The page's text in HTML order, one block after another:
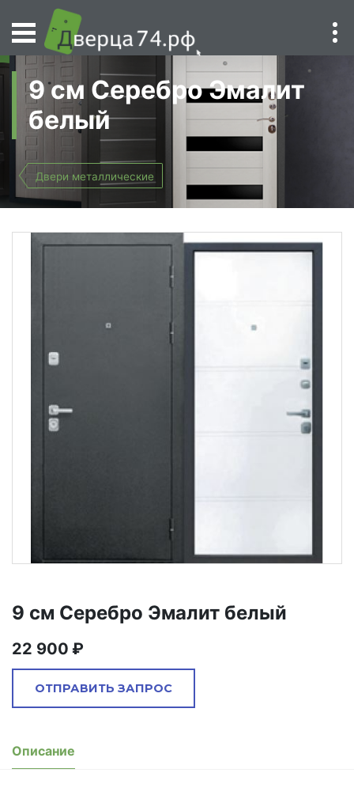
9 см Серебро Эмалит
белый
Двери металлические
9 см Серебро Эмалит белый
22 900
ОТПРАВИТЬ ЗАПРОС
Описание